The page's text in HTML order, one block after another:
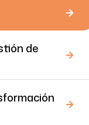
de